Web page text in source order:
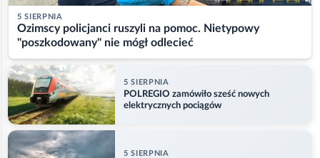
5 SIERPNIA
Ozimscy policjanci ruszyli na pomoc. Nietypowy
"poszkodowany" nie mógł odlecieć
5 SIERPNIA
POLREGIO zamówiło sześć nowych
elektrycznych pociągów
5 SIERPNIA